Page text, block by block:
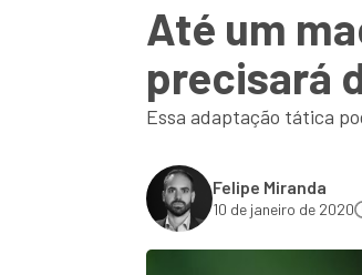
Até um
precisará
Essa adaptação tática
Felipe Miranda
10 de janeiro de 2020